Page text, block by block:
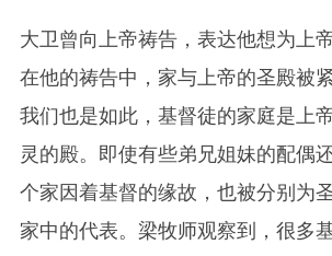
大卫曾向上帝祷告，表达他想为上
在他的祷告中，家与上帝的圣殿被
我们也是如此，基督徒的家庭是上
灵的殿。即使有些弟兄姐妹的配偶
个家因着基督的缘故，也被分别为
家中的代表。梁牧师观察到，很多